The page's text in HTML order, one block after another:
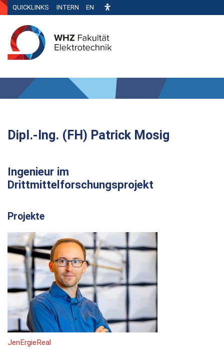
QUICKLINKS INTERN EN
Dipl.-Ing. (FH) Patrick Mosig
Ingenieur im
Drittmittelforschungsprojekt
Projekte
JenErgieReal